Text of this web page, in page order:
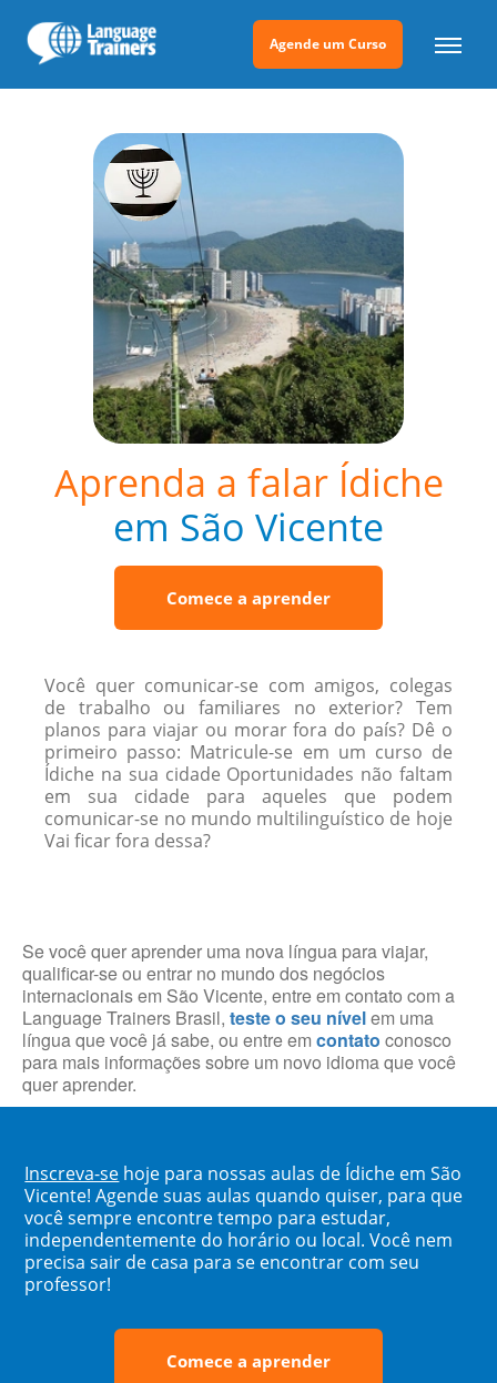
Agende um Curso
Aprenda a falar Ídiche
em São Vicente
Comece a aprender
Você quer comunicar-se com amigos, colegas
de trabalho ou familiares no exterior? Tem
planos para viajar ou morar fora do país? Dê o
primeiro passo: Matricule-se em um curso de
Ídiche na sua cidade Oportunidades não faltam
em sua cidade para aqueles que podem
comunicar-se no mundo multilinguístico de hoje
Vai ficar fora dessa?
Se você quer aprender uma nova língua para viajar,
qualificar-se ou entrar no mundo dos negócios
internacionais em São Vicente, entre em contato com a
Language Trainers Brasil, teste o seu nívelem uma
língua que você já sabe, ou entre em contato conosco
para mais informações sobre um novo idioma que você
quer aprender.
Inscreva-se hoje para nossas aulas de Ídiche em São
Vicente! Agende suas aulas quando quiser, para que
você sempre encontre tempo para estudar,
independentemente do horário ou local. Você nem
precisa sair de casa para se encontrar com seu
professor!
Comece a aprender